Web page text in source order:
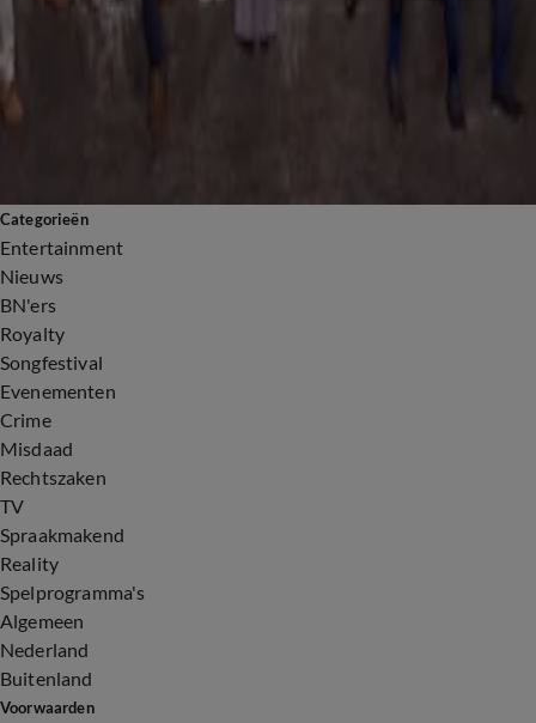
Entertainment
Toon alles
Programma's
Categorieën
Entertainment
Nieuws
BN'ers
Royalty
Songfestival
Evenementen
Crime
Misdaad
Rechtszaken
TV
Spraakmakend
Reality
Spelprogramma's
Algemeen
Nederland
Buitenland
Voorwaarden